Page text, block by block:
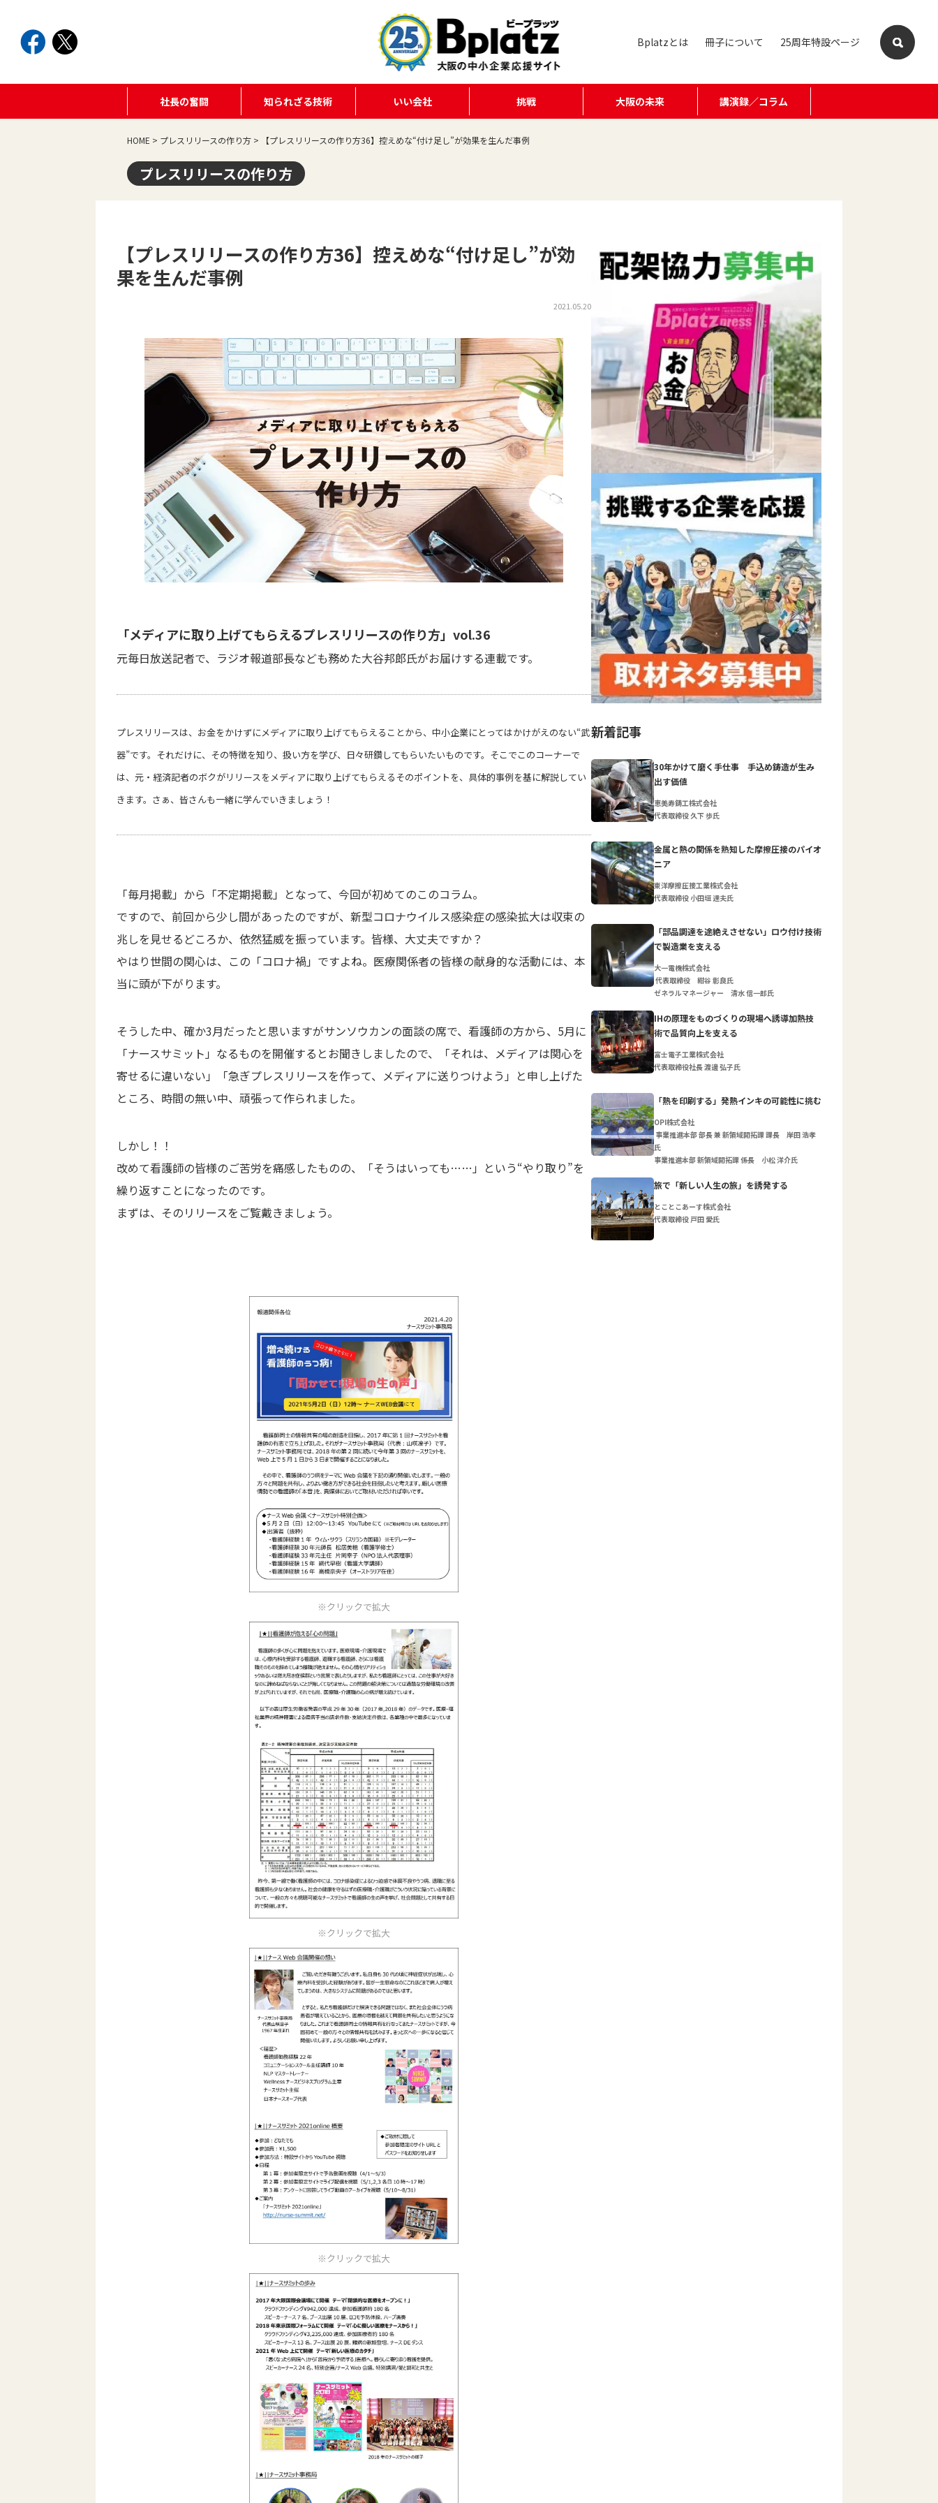
Bplatzとは 冊子について 25周年特設ページ
社長の奮闘 知られざる技術 いい会社 挑戦 大阪の未来 講演録／コラム
HOME > プレスリリースの作り方 > 【プレスリリースの作り方36】控えめな“付け足し”が効果を生んだ事例
プレスリリースの作り方
【プレスリリースの作り方36】控えめな“付け足し”が効
果を生んだ事例
2021.05.20
「メディアに取り上げてもらえるプレスリリースの作り方」vol.36
元毎日放送記者で、ラジオ報道部長なども務めた大谷邦郎氏がお届けする連載です。
プレスリリースは、お金をかけずにメディアに取り上げてもらえることから、中小企業にとってはかけがえのない“武
器”です。それだけに、その特徴を知り、扱い方を学び、日々研鑽してもらいたいものです。そこでこのコーナーで
は、元・経済記者のボクがリリースをメディアに取り上げてもらえるそのポイントを、具体的事例を基に解説してい
きます。さぁ、皆さんも一緒に学んでいきましょう！
「毎月掲載」から「不定期掲載」となって、今回が初めてのこのコラム。
ですので、前回から少し間があったのですが、新型コロナウイルス感染症の感染拡大は収束の
兆しを見せるどころか、依然猛威を振っています。皆様、大丈夫ですか？
やはり世間の関心は、この「コロナ禍」ですよね。医療関係者の皆様の献身的な活動には、本
当に頭が下がります。
そうした中、確か3月だったと思いますがサンソウカンの面談の席で、看護師の方から、5月に
「ナースサミット」なるものを開催するとお聞きしましたので、「それは、メディアは関心を
寄せるに違いない」「急ぎプレスリリースを作って、メディアに送りつけよう」と申し上げた
ところ、時間の無い中、頑張って作られました。
しかし！！
改めて看護師の皆様のご苦労を痛感したものの、「そうはいっても……」という“やり取り”を
繰り返すことになったのです。
まずは、そのリリースをご覧戴きましょう。
※クリックで拡大
※クリックで拡大
※クリックで拡大
新着記事
30年かけて磨く手仕事 手込め鋳造が生み
出す価値
恵美寿鋳工株式会社
代表取締役 久下 歩氏
金属と熱の関係を熟知した摩擦圧接のパイオ
ニア
東洋摩擦圧接工業株式会社
代表取締役 小田垣 達夫氏
「部品調達を途絶えさせない」ロウ付け技術
で製造業を支える
大一電機株式会社
代表取締役 紺谷 彰良氏
ゼネラルマネージャー 清水 信一郎氏
IHの原理をものづくりの現場へ誘導加熱技
術で品質向上を支える
富士電子工業株式会社
代表取締役社長 渡邊 弘子氏
「熱を印刷する」発熱インキの可能性に挑む
OPI株式会社
事業推進本部 部長 兼 新領域開拓課 課長 岸田 浩孝
氏
事業推進本部 新領域開拓課 係長 小松 洋介氏
旅で「新しい人生の旅」を誘発する
とことこあーす株式会社
代表取締役 戸田 愛氏